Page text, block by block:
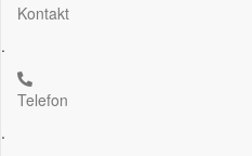
Kontakt
.
Telefon
.